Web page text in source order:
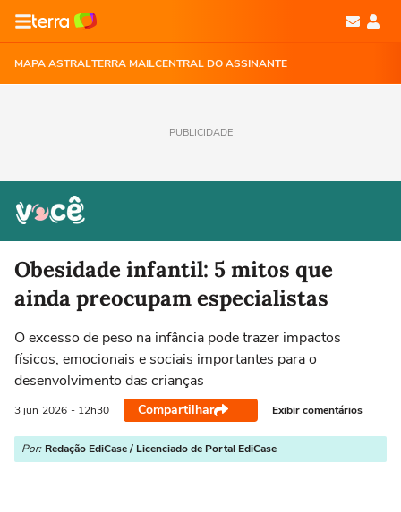
MAPA ASTRALTERRA MAILCENTRAL DO ASSINANTE
PUBLICIDADE
Obesidade infantil: 5 mitos que
ainda preocupam especialistas
O excesso de peso na infância pode trazer impactos
físicos, emocionais e sociais importantes para o
desenvolvimento das crianças
3 jun 2026 - 12h30 Compartilhar Exibir comentários
Por: Redação EdiCase / Licenciado de Portal EdiCase